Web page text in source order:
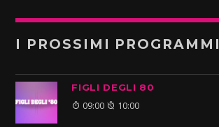
I PROSSIMI PROGRAMMI
FIGLI DEGLI 80
09:00 10:00